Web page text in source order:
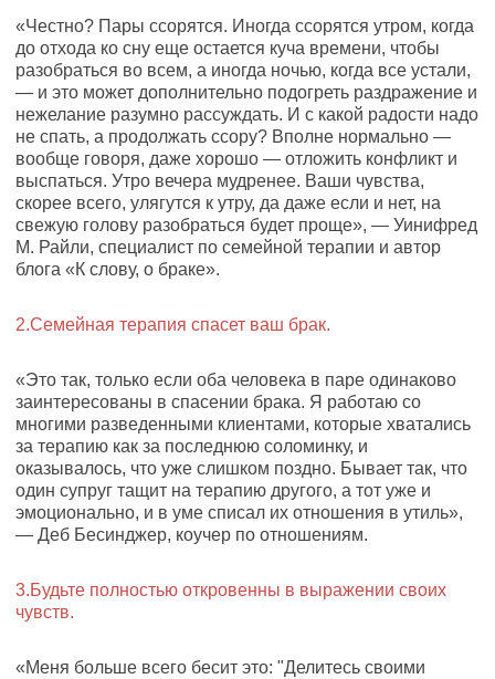
«Честно? Пары ссорятся. Иногда ссорятся утром, когда
до отхода ко сну еще остается куча времени, чтобы
разобраться во всем, а иногда ночью, когда все устали,
— и это может дополнительно подогреть раздражение и
нежелание разумно рассуждать. И с какой радости надо
не спать, а продолжать ссору? Вполне нормально —
вообще говоря, даже хорошо — отложить конфликт и
выспаться. Утро вечера мудренее. Ваши чувства,
скорее всего, улягутся к утру, да даже если и нет, на
свежую голову разобраться будет проще», — Уинифред
М. Райли, специалист по семейной терапии и автор
блога «К слову, о браке».
2.Семейная терапия спасет ваш брак.
«Это так, только если оба человека в паре одинаково
заинтересованы в спасении брака. Я работаю со
многими разведенными клиентами, которые хватались
за терапию как за последнюю соломинку, и
оказывалось, что уже слишком поздно. Бывает так, что
один супруг тащит на терапию другого, а тот уже и
эмоционально, и в уме списал их отношения в утиль»,
— Деб Бесинджер, коучер по отношениям.
3.Будьте полностью откровенны в выражении своих
чувств.
«Меня больше всего бесит это: "Делитесь своими